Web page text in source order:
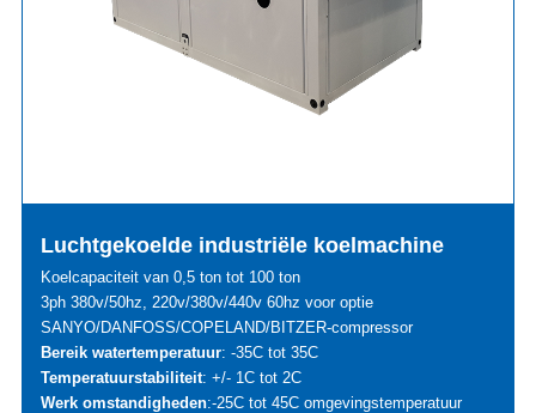
Luchtgekoelde industriële koelmachine
Koelcapaciteit van 0,5 ton tot 100 ton
3ph 380v/50hz, 220v/380v/440v 60hz voor optie
SANYO/DANFOSS/COPELAND/BITZER-compressor
Bereik watertemperatuur: -35C tot 35C
Temperatuurstabiliteit: +/- 1C tot 2C
Werk omstandigheden:-25C tot 45C omgevingstemperatuur